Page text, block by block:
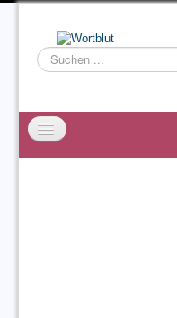
Suchen
...